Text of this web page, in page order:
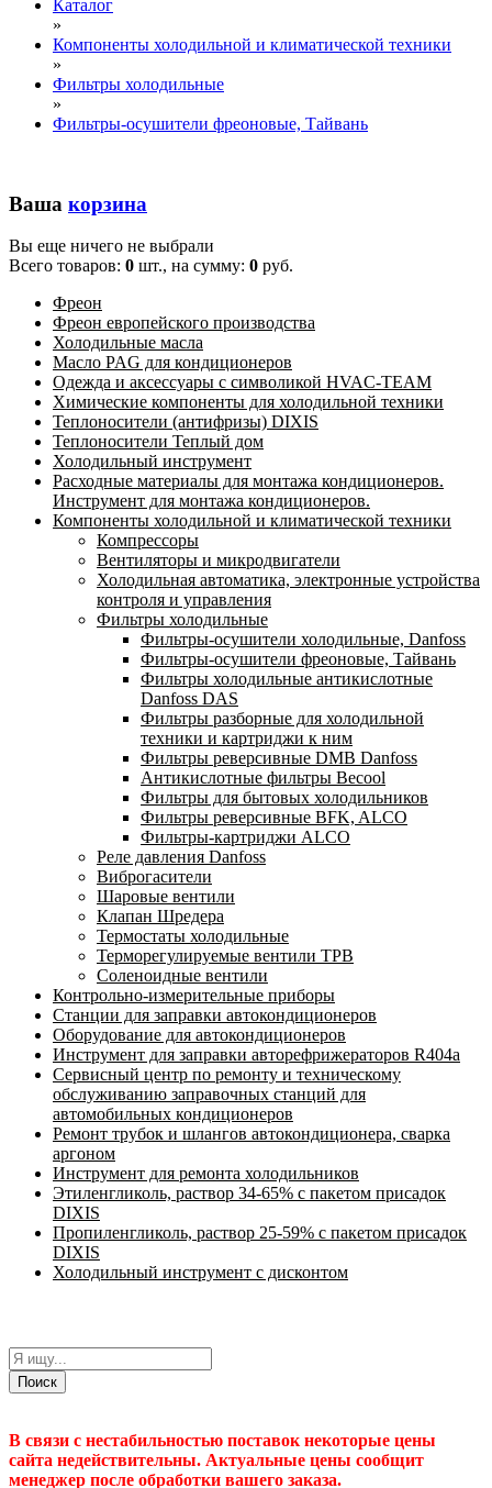
Каталог
»
Компоненты холодильной и климатической техники
»
Фильтры холодильные
»
Фильтры-осушители фреоновые, Тайвань
Ваша корзина
Вы еще ничего не выбрали
Всего товаров: 0 шт., на сумму: 0 руб.
Фреон
Фреон европейского производства
Холодильные масла
Масло PAG для кондиционеров
Одежда и аксессуары с символикой HVAC-TEAM
Химические компоненты для холодильной техники
Теплоносители (антифризы) DIXIS
Теплоносители Теплый дом
Холодильный инструмент
Расходные материалы для монтажа кондиционеров.
Инструмент для монтажа кондиционеров.
Компоненты холодильной и климатической техники
Компрессоры
Вентиляторы и микродвигатели
Холодильная автоматика, электронные устройства
контроля и управления
Фильтры холодильные
Фильтры-осушители холодильные, Danfoss
Фильтры-осушители фреоновые, Тайвань
Фильтры холодильные антикислотные
Danfoss DAS
Фильтры разборные для холодильной
техники и картриджи к ним
Фильтры реверсивные DMB Danfoss
Антикислотные фильтры Becool
Фильтры для бытовых холодильников
Фильтры реверсивные BFK, ALCO
Фильтры-картриджи ALCO
Реле давления Danfoss
Виброгасители
Шаровые вентили
Клапан Шредера
Термостаты холодильные
Терморегулируемые вентили ТРВ
Соленоидные вентили
Контрольно-измерительные приборы
Станции для заправки автокондиционеров
Оборудование для автокондиционеров
Инструмент для заправки авторефрижераторов R404a
Сервисный центр по ремонту и техническому
обслуживанию заправочных станций для
автомобильных кондиционеров
Ремонт трубок и шлангов автокондиционера, сварка
аргоном
Инструмент для ремонта холодильников
Этиленгликоль, раствор 34-65% с пакетом присадок
DIXIS
Пропиленгликоль, раствор 25-59% с пакетом присадок
DIXIS
Холодильный инструмент с дисконтом
Поиск
В связи с нестабильностью поставок некоторые цены
сайта недействительны. Актуальные цены сообщит
менеджер после обработки вашего заказа.